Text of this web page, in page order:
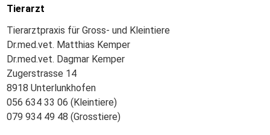
Tierarzt
Tierarztpraxis für Gross- und Kleintiere
Dr.med.vet. Matthias Kemper
Dr.med.vet. Dagmar Kemper
Zugerstrasse 14
8918 Unterlunkhofen
056 634 33 06 (Kleintiere)
079 934 49 48 (Grosstiere)